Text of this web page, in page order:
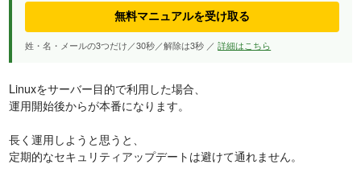
無料マニュアルを受け取る
姓・名・メールの3つだけ／30秒／解除は3秒 ／詳細はこちら
Linuxをサーバー目的で利用した場合、
運用開始後からが本番になります。
長く運用しようと思うと、
定期的なセキュリティアップデートは避けて通れません。